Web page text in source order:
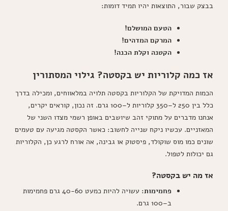
בבצק שבור, התוצאות יהיו תמיד דומות:
הטעם המושלם!
המרקם המדהים!
הקטנה וקלת הכנה!
אז כמה קלוריות יש בקסטה? גילוי המסתורין
הכמות המדויקת של הקלוריות בקסטה תלויה במלאווחים, ומכילה בדרך
כלל בין 250 ל–350 קלוריות ל–100 גרם. זה נכון, קוראים יקרים,
אנחנו מדברים על מתוקי זהב שיושבים באופן רשמי מצדו השני של
המאזניים. עכשיו ניקח שנייה לחשוב: כאשר הקסטה מגיעה עם טעמים
שונים כמו מוס שוקולד, פיסטוק או גבינה, אה אורח לרגע כן, הקלוריות
גם יכולות לטפול.
אז מה יש בקסטה?
פחמימות:
עשויה להיות כמעט 40-60 גרם פחמימות
ב–100 גרם.